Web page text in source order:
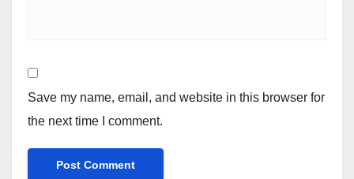
Save my name, email, and website in this browser for
the next time I comment.